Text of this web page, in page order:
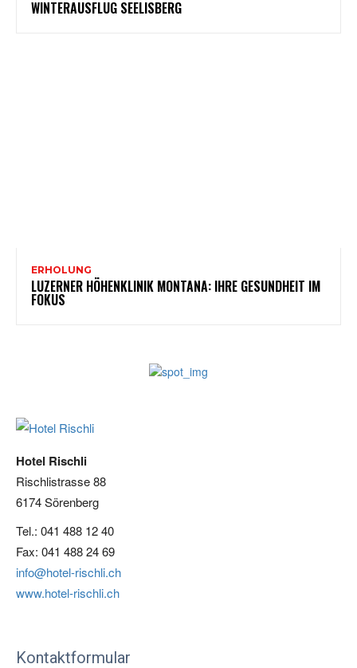
WINTERAUSFLUG SEELISBERG
ERHOLUNG
LUZERNER HÖHENKLINIK MONTANA: IHRE GESUNDHEIT IM
FOKUS
Hotel Rischli
Rischlistrasse 88
6174 Sörenberg
Tel.: 041 488 12 40
Fax: 041 488 24 69
info@hotel-rischli.ch
www.hotel-rischli.ch
Kontaktformular